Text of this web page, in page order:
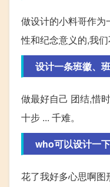
做设计的小料哥作为
性和纪念意义的,我
设计一条班徽、
做最好自己 团结,惜
十步 ... 千难。
who可以设计一
花了我好多心思啊图